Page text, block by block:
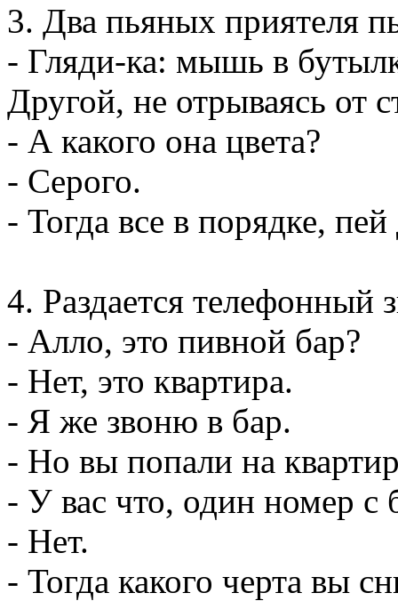
3. Два пьяных приятеля
- Гляди-ка: мышь в
Другой, не отрываясь от
- А какого она цвета?
- Серого.
- Тогда все в порядке,
4. Раздается телефонный
- Алло, это пивной бар?
- Hет, это квартира.
- Я же звоню в бар.
- Hо вы попали на
- У вас что, один номер с
- Hет.
- Тогда какого черта вы